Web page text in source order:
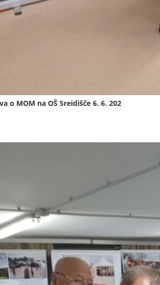
o MOM na OŠ Sreidišče 6. 6. 202